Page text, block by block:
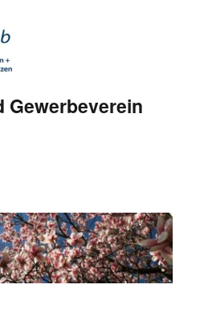
Gewerbeverein